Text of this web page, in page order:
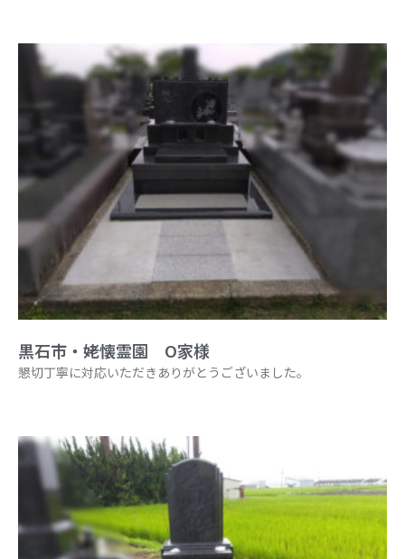
黒石市・姥懐霊園 O家様
懇切丁寧に対応いただきありがとうございました。